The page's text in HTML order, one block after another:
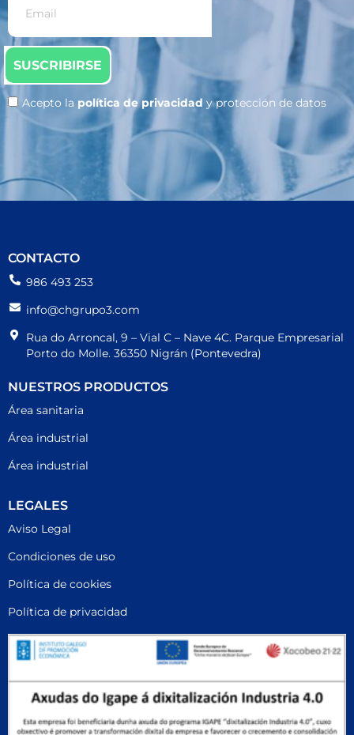
Acepto la política de privacidad y protección de datos
SUSCRIBIRSE
CONTACTO
986 493 253
info@chgrupo3.com
Rua do Arroncal, 9 – Vial C – Nave 4C. Parque Empresarial
Porto do Molle. 36350 Nigrán (Pontevedra)
NUESTROS PRODUCTOS
Área sanitaria
Área industrial
Área industrial
LEGALES
Aviso Legal
Condiciones de uso
Política de cookies
Política de privacidad